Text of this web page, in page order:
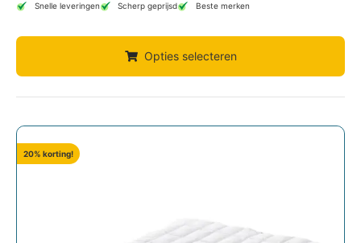
Snelle leveringen Scherp geprijsd Beste merken
Opties selecteren
20% korting!